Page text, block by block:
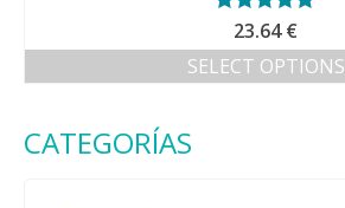
Valorado con
5.00de 5
23.64€
SELECT OPTIONS
CATEGORÍAS